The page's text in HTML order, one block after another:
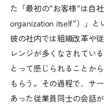
た「最初の“お客様”は自
organization itself”）」と
彼の社内では組織改革や
レンジが多くなされてい
とって感じられることか
もらう。その過程で、サ
あった従業員同士の会話